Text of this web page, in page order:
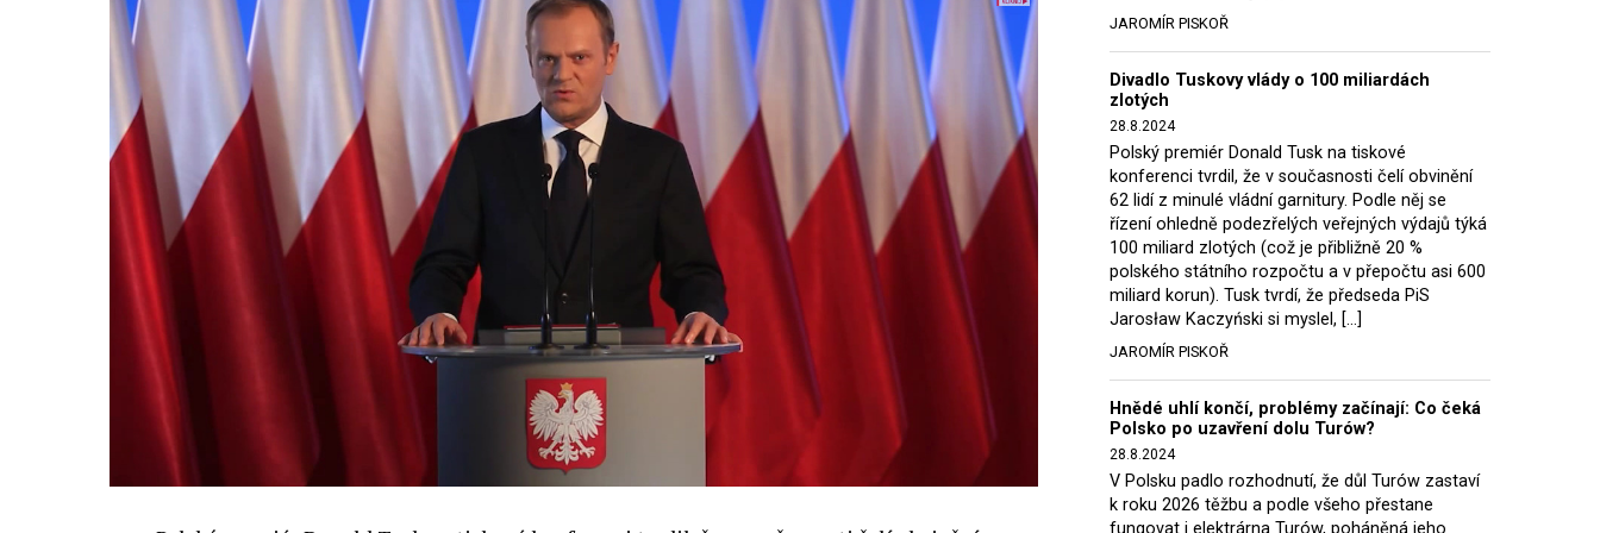
oblastí. Fórum AI bude zahrnovat vyhrazenou tematickou trať skládající se z panelů,
prezentací, workshopů a speciálních akcí. Budou diskutovány klíčové otázky vlivu umělé
inteligence ve společnosti, ale i v sektoru veřejných a komerčních služeb. Budou se
diskutovat problémy a výzvy, kterým bude muset trh čelit tváří v tvář zásadním
technologickým změnám. Účastníci fóra také zváží, do jaké míry investice do vědeckého
výzkumu a moderních technologií umělé inteligence v mnoha oblastech života umožní
Evropské unii obnovit konkurenceschopnost ve vztahu ke globálním ekonomikám a
nutnosti zajistit bezpečnost evropských zemí.
JAROMÍR PISKOŘ
Divadlo Tuskovy vlády o 100 miliardách
zlotých
28.8.2024
Polský premiér Donald Tusk na tiskové
konferenci tvrdil, že v současnosti čelí obvinění
62 lidí z minulé vládní garnitury. Podle něj se
řízení ohledně podezřelých veřejných výdajů týká
100 miliard zlotých (což je přibližně 20 %
polského státního rozpočtu a v přepočtu asi 600
miliard korun). Tusk tvrdí, že předseda PiS
Jarosław Kaczyński si myslel, […]
JAROMÍR PISKOŘ
Hnědé uhlí končí, problémy začínají: Co čeká
Polsko po uzavření dolu Turów?
28.8.2024
V Polsku padlo rozhodnutí, že důl Turów zastaví
k roku 2026 těžbu a podle všeho přestane
fungovat i elektrárna Turów, poháněná jeho